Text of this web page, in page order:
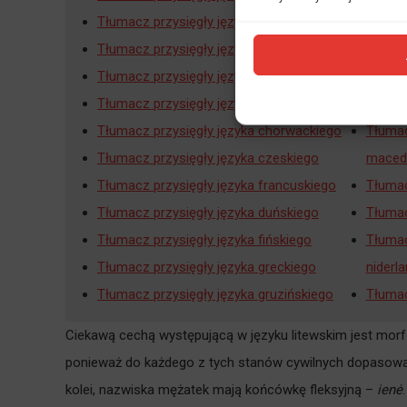
Tłumacz przysięgły języka białoruskiego
Tłumacz przysięgły języka bośniackiego
Tłumacz przysięgły języka bułgarskiego
Tłumacz przysięgły języka chińskiego
Tłumacz przysięgły języka chorwackiego
Tłumacz przysięgły języka czeskiego
Tłumacz przysięgły języka francuskiego
Tłumacz przysięgły języka duńskiego
Tłumacz przysięgły języka fińskiego
Tłumacz przysięgły języka greckiego
Tłumacz przysięgły języka gruzińskiego
Ciekawą cechą występującą w języku litewskim jest
ponieważ do każdego z tych stanów cywilnych
kolei, nazwiska mężatek mają końcówkę fleksyjną – ienė.